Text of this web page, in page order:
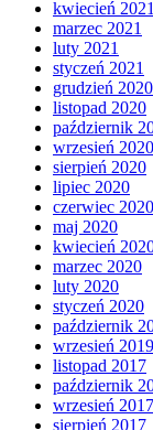
kwiecień 2021
marzec 2021
luty 2021
styczeń 2021
grudzień 2020
listopad 2020
październik
wrzesień 2020
sierpień 2020
lipiec 2020
czerwiec 2020
maj 2020
kwiecień
marzec 2020
luty 2020
styczeń 2020
październik
wrzesień 2019
listopad 2017
październik
wrzesień 2017
sierpień 2017